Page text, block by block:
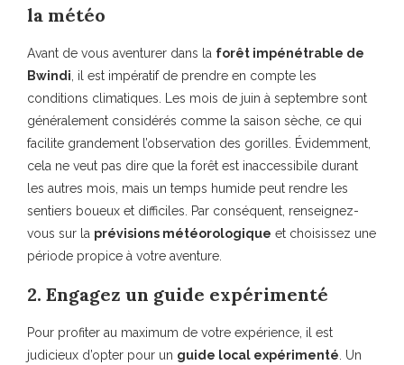
la météo
Avant de vous aventurer dans la forêt impénétrable de
Bwindi, il est impératif de prendre en compte les
conditions climatiques. Les mois de juin à septembre sont
généralement considérés comme la saison sèche, ce qui
facilite grandement l’observation des gorilles. Évidemment,
cela ne veut pas dire que la forêt est inaccessibile durant
les autres mois, mais un temps humide peut rendre les
sentiers boueux et difficiles. Par conséquent, renseignez-
vous sur la prévisions météorologique et choisissez une
période propice à votre aventure.
2. Engagez un guide expérimenté
Pour profiter au maximum de votre expérience, il est
judicieux d’opter pour un guide local expérimenté. Un